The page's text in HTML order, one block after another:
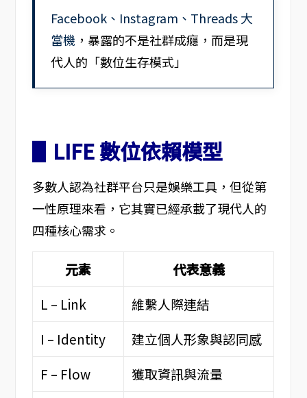
Facebook、Instagram、Threads 大
當機 ，暴露的不是社群成癮，而是現
代人的「數位生存模式」
▋LIFE 數位依賴模型
多數人認為社群平台只是娛樂工具，但從第
一性原理來看，它其實已經承載了現代人的
四種核心需求。
元素
代表意義
L – Link
維繫人際連結
I – Identity
建立個人形象與認同感
F – Flow
獲取資訊與流量